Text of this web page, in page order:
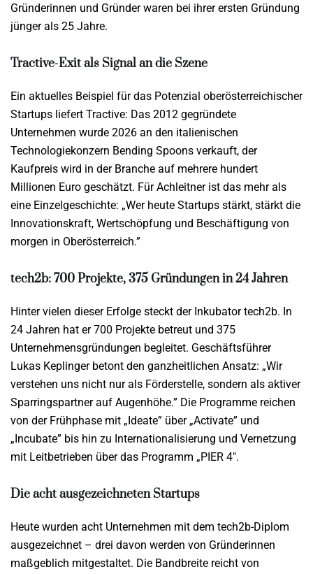
Gründerinnen und Gründer waren bei ihrer ersten Gründung
jünger als 25 Jahre.
Tractive-Exit als Signal an die Szene
Ein aktuelles Beispiel für das Potenzial oberösterreichischer
Startups liefert Tractive: Das 2012 gegründete
Unternehmen wurde 2026 an den italienischen
Technologiekonzern Bending Spoons verkauft, der
Kaufpreis wird in der Branche auf mehrere hundert
Millionen Euro geschätzt. Für Achleitner ist das mehr als
eine Einzelgeschichte: „Wer heute Startups stärkt, stärkt die
Innovationskraft, Wertschöpfung und Beschäftigung von
morgen in Oberösterreich.”
tech2b: 700 Projekte, 375 Gründungen in 24 Jahren
Hinter vielen dieser Erfolge steckt der Inkubator tech2b. In
24 Jahren hat er 700 Projekte betreut und 375
Unternehmensgründungen begleitet. Geschäftsführer
Lukas Keplinger betont den ganzheitlichen Ansatz: „Wir
verstehen uns nicht nur als Förderstelle, sondern als aktiver
Sparringspartner auf Augenhöhe.” Die Programme reichen
von der Frühphase mit „Ideate” über „Activate” und
„Incubate” bis hin zu Internationalisierung und Vernetzung
mit Leitbetrieben über das Programm „PIER 4″.
Die acht ausgezeichneten Startups
Heute wurden acht Unternehmen mit dem tech2b-Diplom
ausgezeichnet – drei davon werden von Gründerinnen
maßgeblich mitgestaltet. Die Bandbreite reicht von